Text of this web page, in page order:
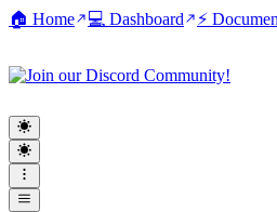
🏠 Home
💻 Dashboard ⚡